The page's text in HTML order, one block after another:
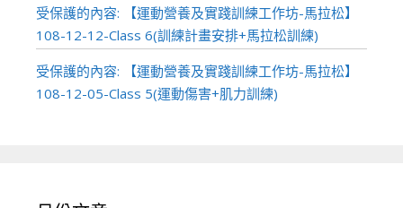
受保護的內容: 【運動營養及實踐訓練工作坊-馬拉松】
108-12-12-Class 6(訓練計畫安排+馬拉松訓練)
受保護的內容: 【運動營養及實踐訓練工作坊-馬拉松】
108-12-05-Class 5(運動傷害+肌力訓練)